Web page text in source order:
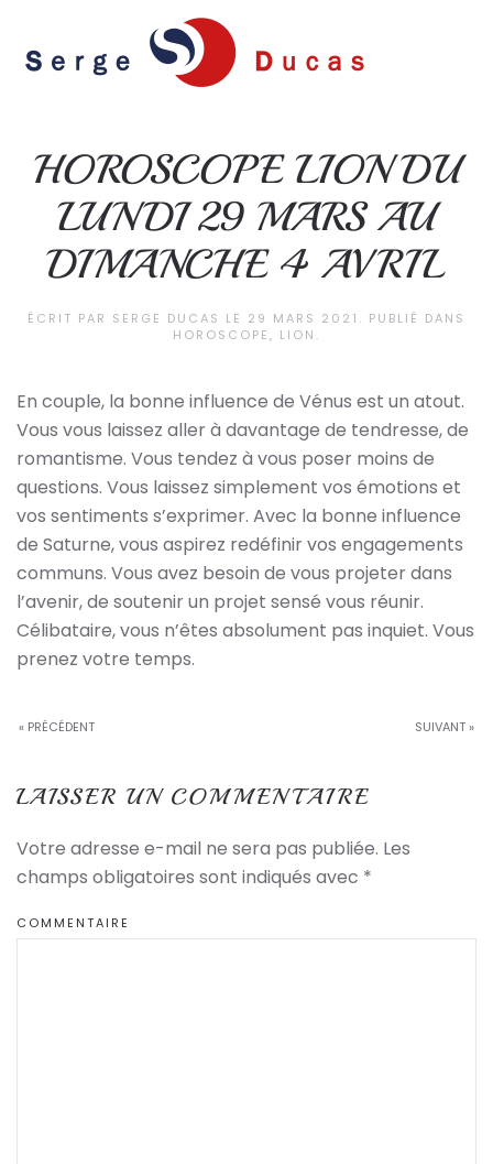
Skip to main content
HOROSCOPE LION DU
LUNDI 29 MARS AU
DIMANCHE 4 AVRIL
ÉCRIT PAR SERGE DUCAS LE 29 MARS 2021 . PUBLIÉ DANS
HOROSCOPE, LION .
En couple, la bonne influence de Vénus est un atout.
Vous vous laissez aller à davantage de tendresse, de
romantisme. Vous tendez à vous poser moins de
questions. Vous laissez simplement vos émotions et
vos sentiments s’exprimer. Avec la bonne influence
de Saturne, vous aspirez redéfinir vos engagements
communs. Vous avez besoin de vous projeter dans
l’avenir, de soutenir un projet sensé vous réunir.
Célibataire, vous n’êtes absolument pas inquiet. Vous
prenez votre temps.
« PRÉCÉDENT SUIVANT »
LAISSER UN COMMENTAIRE
Votre adresse e-mail ne sera pas publiée. Les
champs obligatoires sont indiqués avec *
COMMENTAIRE